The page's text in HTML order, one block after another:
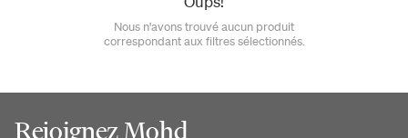
Nous n'avons trouvé aucun produit
correspondant aux filtres sélectionnés.
Rejoignez Mohd